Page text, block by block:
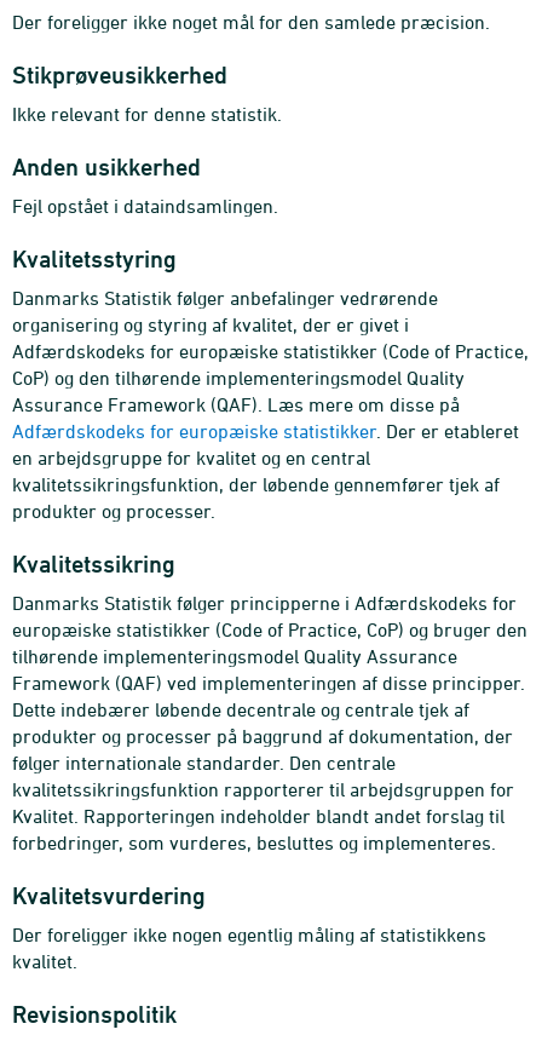
Der foreligger ikke noget mål for den samlede præcision.
Stikprøveusikkerhed
Ikke relevant for denne statistik.
Anden usikkerhed
Fejl opstået i dataindsamlingen.
Kvalitetsstyring
Danmarks Statistik følger anbefalinger vedrørende
organisering og styring af kvalitet, der er givet i
Adfærdskodeks for europæiske statistikker (Code of Practice,
CoP) og den tilhørende implementeringsmodel Quality
Assurance Framework (QAF). Læs mere om disse på
Adfærdskodeks for europæiske statistikker. Der er etableret
en arbejdsgruppe for kvalitet og en central
kvalitetssikringsfunktion, der løbende gennemfører tjek af
produkter og processer.
Kvalitetssikring
Danmarks Statistik følger principperne i Adfærdskodeks for
europæiske statistikker (Code of Practice, CoP) og bruger den
tilhørende implementeringsmodel Quality Assurance
Framework (QAF) ved implementeringen af disse principper.
Dette indebærer løbende decentrale og centrale tjek af
produkter og processer på baggrund af dokumentation, der
følger internationale standarder. Den centrale
kvalitetssikringsfunktion rapporterer til arbejdsgruppen for
Kvalitet. Rapporteringen indeholder blandt andet forslag til
forbedringer, som vurderes, besluttes og implementeres.
Kvalitetsvurdering
Der foreligger ikke nogen egentlig måling af statistikkens
kvalitet.
Revisionspolitik